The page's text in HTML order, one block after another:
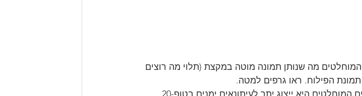
מה שנותן תמונה מוטה במקצת (תלוי מה רוצים
הפילוח. ראו גרפים למטה.